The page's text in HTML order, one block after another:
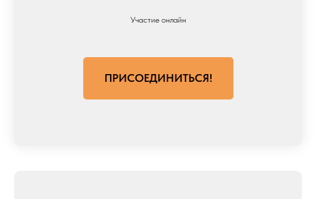
Участие онлайн
ПРИСОЕДИНИТЬСЯ!